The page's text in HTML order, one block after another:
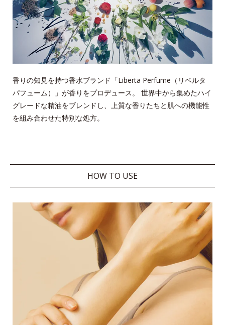
香りの知見を持つ香水ブランド「Liberta Perfume（リベルタ
パフューム）」が香りをプロデュース。
世界中から集めたハイ
グレードな精油をブレンドし、上質な香りたちと肌への機能性
を組み合わせた特別な処方。
HOW TO USE